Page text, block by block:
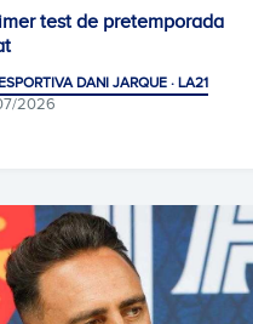
test de pretemporada
DANI JARQUE · LA21
2026